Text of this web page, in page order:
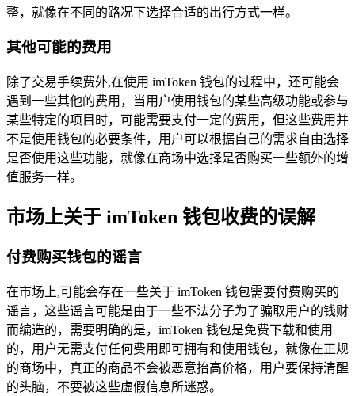
整，就像在不同的路况下选择合适的出行方式一样。
其他可能的费用
除了交易手续费外,在使用 imToken 钱包的过程中，还可能会
遇到一些其他的费用，当用户使用钱包的某些高级功能或参与
某些特定的项目时，可能需要支付一定的费用，但这些费用并
不是使用钱包的必要条件，用户可以根据自己的需求自由选择
是否使用这些功能，就像在商场中选择是否购买一些额外的增
值服务一样。
市场上关于 imToken 钱包收费的误解
付费购买钱包的谣言
在市场上,可能会存在一些关于 imToken 钱包需要付费购买的
谣言，这些谣言可能是由于一些不法分子为了骗取用户的钱财
而编造的，需要明确的是，imToken 钱包是免费下载和使用
的，用户无需支付任何费用即可拥有和使用钱包，就像在正规
的商场中，真正的商品不会被恶意抬高价格，用户要保持清醒
的头脑，不要被这些虚假信息所迷惑。